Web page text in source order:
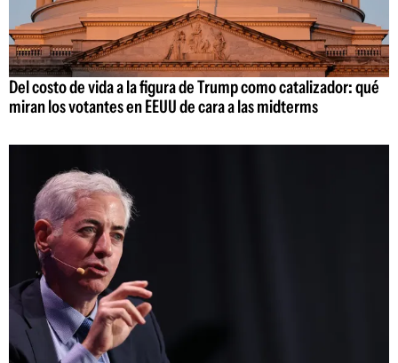
Del costo de vida a la figura de Trump como catalizador: qué
miran los votantes en EEUU de cara a las midterms